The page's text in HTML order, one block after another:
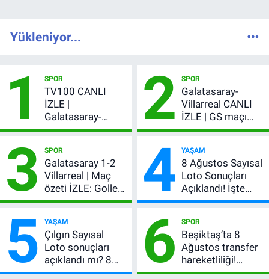
Yükleniyor...
1 SPOR
TV100 CANLI
İZLE |
Galatasaray-
Villarreal maçı
şifresiz canlı yayın
2 SPOR
Galatasaray-
Villarreal CANLI
İZLE | GS maçı
hangi kanalda,
3 SPOR
Galatasaray 1-2
Villarreal | Maç
özeti İZLE: Goller
peş peşe geldi,
kırmızı kart gördü!
4 YAŞAM
8 Ağustos Sayısal
Loto Sonuçları
Açıklandı! İşte
Kazandıran 6
5 YAŞAM
Çılgın Sayısal
Loto sonuçları
açıklandı mı? 8
Ağustos 2026
6 SPOR
Beşiktaş’ta 8
Ağustos transfer
hareketliliği!
Yönetim 5 bölge